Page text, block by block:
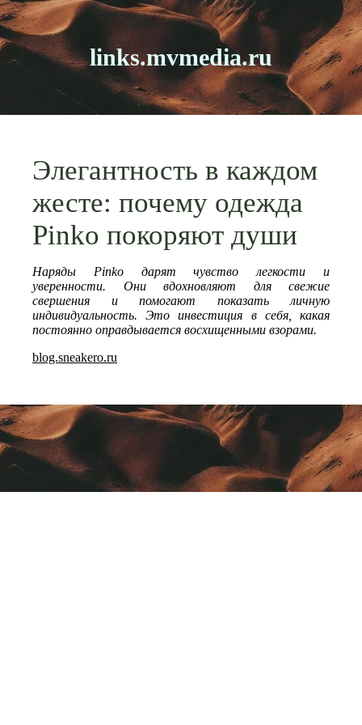
links.mvmedia.ru
Элегантность в каждом
жесте: почему одежда
Pinko покоряют души
Наряды Pinko дарят чувство легкости и
уверенности. Они вдохновляют для свежие
свершения и помогают показать личную
индивидуальность. Это инвестиция в себя, какая
постоянно оправдывается восхищенными взорами.
blog.sneakero.ru